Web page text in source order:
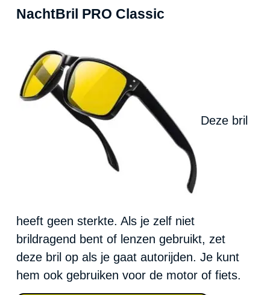
NachtBril PRO Classic
Deze bril
heeft geen sterkte. Als je zelf niet
brildragend bent of lenzen gebruikt, zet
deze bril op als je gaat autorijden. Je kunt
hem ook gebruiken voor de motor of fiets.